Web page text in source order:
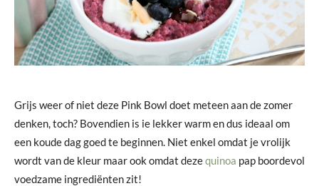
Grijs weer of niet deze Pink Bowl doet meteen aan de zomer
denken, toch? Bovendien is ie lekker warm en dus ideaal om
een koude dag goed te beginnen. Niet enkel omdat je vrolijk
wordt van de kleur maar ook omdat dezequinoa pap boordevol
voedzame ingrediënten zit!